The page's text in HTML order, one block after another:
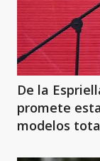
De la
promete
modelos